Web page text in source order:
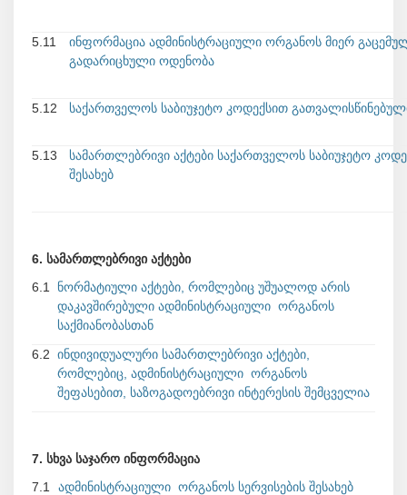
5.11
ინფორმაცია ადმინისტრაციული ორგანოს მიერ
გადარიცხული ოდენობა
5.12 საქართველოს საბიუჯეტო კოდექსით
5.13
სამართლებრივი აქტები საქართველოს საბიუჯეტო
შესახებ
6. სამართლებრივი აქტები
6.1 ნორმატიული აქტები, რომლებიც უშუალოდ არის
დაკავშირებული ადმინისტრაციული ორგანოს
საქმიანობასთან
6.2 ინდივიდუალური სამართლებრივი აქტები,
რომლებიც, ადმინისტრაციული ორგანოს
შეფასებით, საზოგადოებრივი ინტერესის შემცველია
7. სხვა საჯარო ინფორმაცია
7.1 ადმინისტრაციული ორგანოს სერვისების შესახებ